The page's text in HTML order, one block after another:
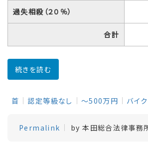
過失相殺（２０％）
合計
続きを読む
首 認定等級なし ～500万円 バイク
Permalink by 本田総合法律事務